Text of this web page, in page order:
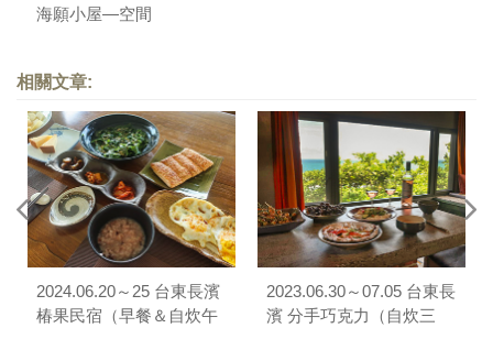
海願小屋—空間
相關文章:
2024.06.20～25 台東長濱
椿果民宿（早餐＆自炊午
2023.06.30～07.05 台東長
濱 分手巧克力（自炊三